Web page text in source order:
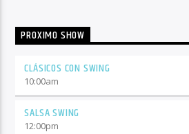
PROXIMO SHOW
CLÁSICOS CON SWING
10:00am
SALSA SWING
12:00pm